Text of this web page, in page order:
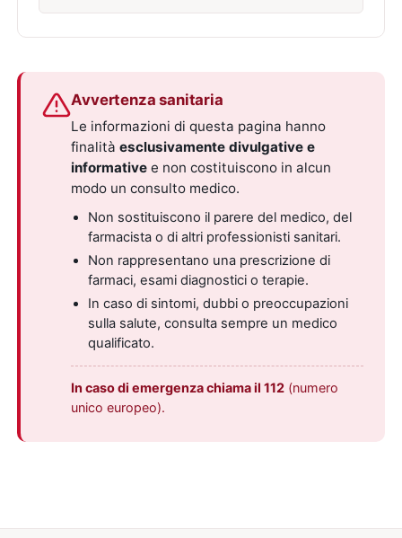
Avvertenza sanitaria
Le informazioni di questa pagina hanno
finalitàesclusivamente divulgative e
informative e non costituiscono in alcun
modo un consulto medico.
Non sostituiscono il parere del medico, del
farmacista o di altri professionisti sanitari.
Non rappresentano una prescrizione di
farmaci, esami diagnostici o terapie.
In caso di sintomi, dubbi o preoccupazioni
sulla salute, consulta sempre un medico
qualificato.
In caso di emergenza chiama il 112 (numero
unico europeo).